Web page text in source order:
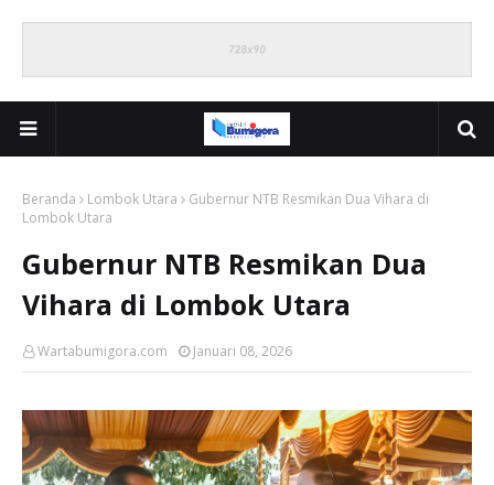
Beranda Lombok Utara
Gubernur NTB Resmikan Dua Vihara di
Lombok Utara
Gubernur NTB Resmikan Dua
Vihara di Lombok Utara
Wartabumigora.com Januari 08, 2026